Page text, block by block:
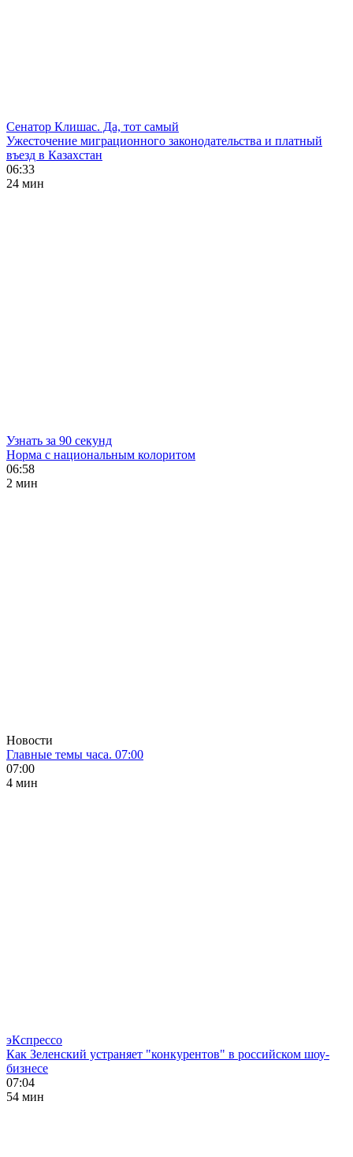
Сенатор Клишас. Да, тот самый
Ужесточение миграционного законодательства и платный
въезд в Казахстан
06:33
24 мин
Узнать за 90 секунд
Норма с национальным колоритом
06:58
2 мин
Новости
Главные темы часа. 07:00
07:00
4 мин
эКспрессо
Как Зеленский устраняет "конкурентов" в российском шоу-
бизнесе
07:04
54 мин